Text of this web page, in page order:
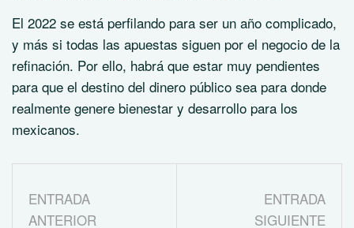
El 2022 se está perfilando para ser un año complicado,
y más si todas las apuestas siguen por el negocio de la
refinación. Por ello, habrá que estar muy pendientes
para que el destino del dinero público sea para donde
realmente genere bienestar y desarrollo para los
mexicanos.
ENTRADA
ANTERIOR
ENTRADA
SIGUIENTE